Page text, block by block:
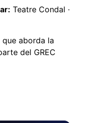
Teatre Condal ·
aborda la
del GREC